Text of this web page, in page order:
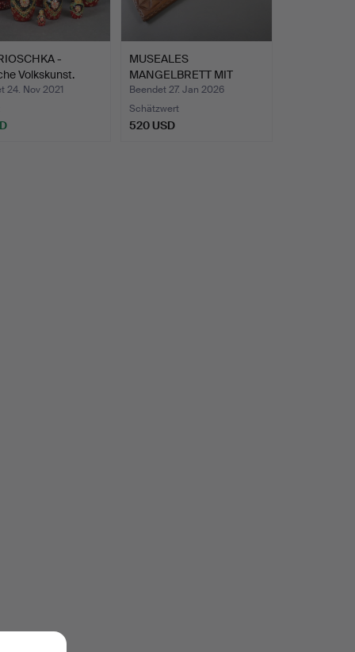
-
Volkskunst.
24. Nov 2021
MUSEALES
MANGELBRETT MIT
PFERDEGRIFF - NOR…
Beendet 27. Jan 2026
Schätzwert
520 USD